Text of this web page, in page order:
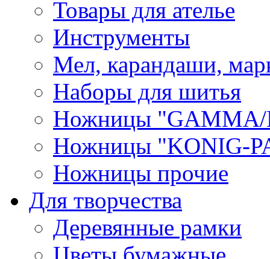
Товары для ателье
Инструменты
Мел, карандаши,
Наборы для шитья
Ножницы "GAMMA/
Ножницы "KONIG-
Ножницы прочие
Для творчества
Деревянные рамки